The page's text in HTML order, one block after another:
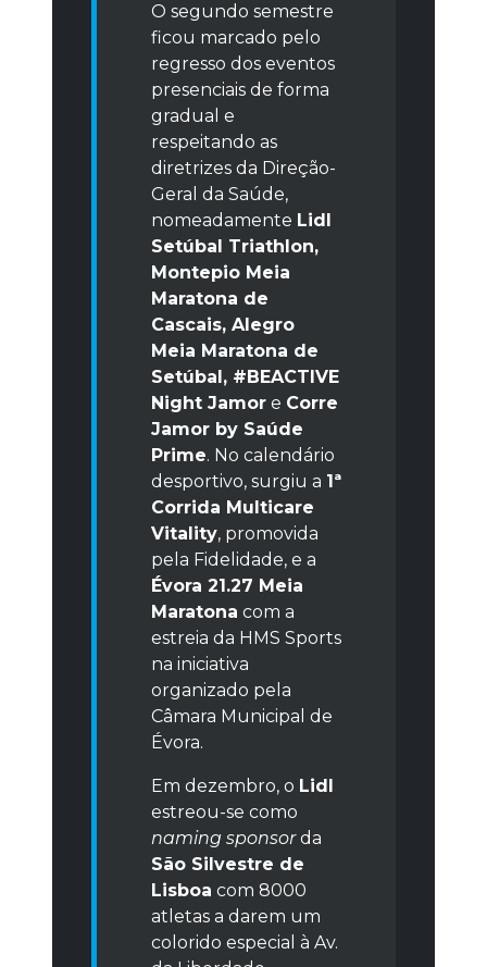
O segundo semestre
ficou marcado pelo
regresso dos eventos
presenciais de forma
gradual e
respeitando as
diretrizes da Direção-
Geral da Saúde,
nomeadamente Lidl
Setúbal Triathlon,
Montepio Meia
Maratona de
Cascais, Alegro
Meia Maratona de
Setúbal, #BEACTIVE
Night Jamore Corre
Jamor by Saúde
Prime. No calendário
desportivo, surgiu a 1ª
Corrida Multicare
Vitality, promovida
pela Fidelidade, e a
Évora 21.27 Meia
Maratona com a
estreia da HMS Sports
na iniciativa
organizado pela
Câmara Municipal de
Évora.
Em dezembro, o Lidl
estreou-se como
naming sponsorda
São Silvestre de
Lisboa com 8000
atletas a darem um
colorido especial à Av.